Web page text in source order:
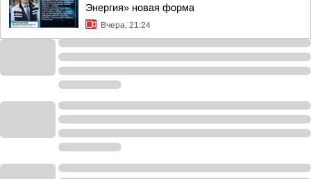
Энергия» новая форма
Вчера, 21:24